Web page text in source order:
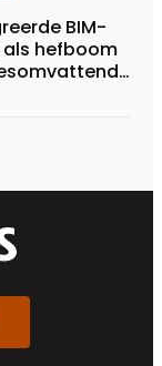
BIM-
hefboom